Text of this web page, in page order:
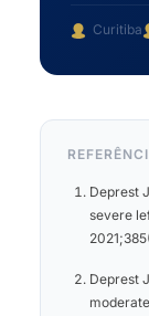
Curitiba
Deprest
severe
Deprest